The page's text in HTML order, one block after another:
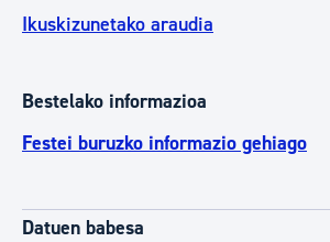
Ikuskizunetako araudia
Bestelako informazioa
Festei buruzko informazio gehiago
Datuen babesa